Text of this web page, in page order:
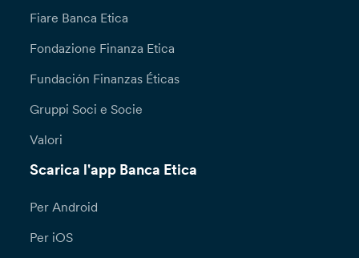
Fiare Banca Etica
Fondazione Finanza Etica
Fundación Finanzas Éticas
Gruppi Soci e Socie
Valori
Scarica l'app Banca Etica
Per Android
Per iOS